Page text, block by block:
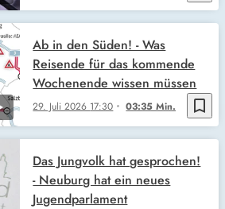
bookmark_border
29. Juli 2026 17:30 03:35 Min.
Ab in den Süden! - Was
Reisende für das kommende
Wochenende wissen müssen
Das Jungvolk hat gesprochen!
- Neuburg hat ein neues
Jugendparlament